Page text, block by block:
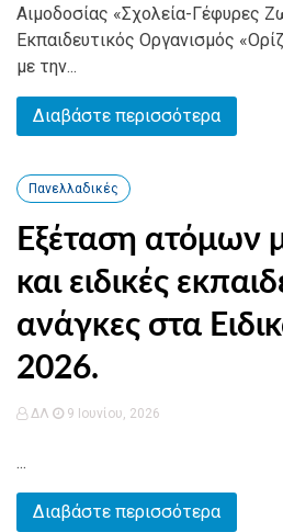
Αιμοδοσίας «Σχολεία-Γέφυρες
Εκπαιδευτικός Οργανισμός
με την...
Διαβάστε περισσότερα
Πανελλαδικές
Εξέταση ατόμων
και ειδικές
ανάγκες στα
2026.
ΔΛ 9 Ιουνίου, 2026
...
Διαβάστε περισσότερα